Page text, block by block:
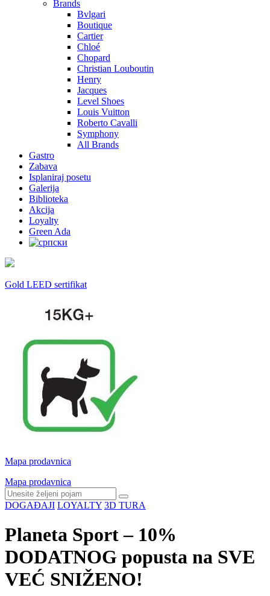
Brands
Bvlgari
Boutique
Cartier
Chloé
Chopard
Christian Louboutin
Henry
Jacques
Level Shoes
Louis Vuitton
Roberto Cavalli
Symphony
All Brands
Gastro
Zabava
Isplaniraj posetu
Galerija
Biblioteka
Akcija
Loyalty
Green Ada
Gold LEED sertifikat
Mapa prodavnica
Mapa prodavnica
DOGAĐAJI LOYALTY 3D TURA
Planeta Sport – 10%
DODATNOG popusta na SVE
VEĆ SNIŽENO!